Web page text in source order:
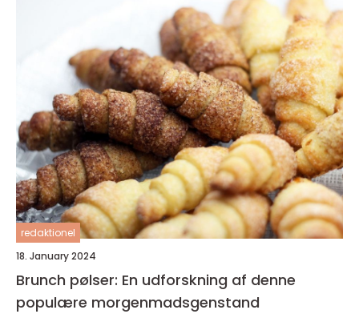
redaktionel
18. January 2024
Brunch pølser: En udforskning af denne
populære morgenmadsgenstand